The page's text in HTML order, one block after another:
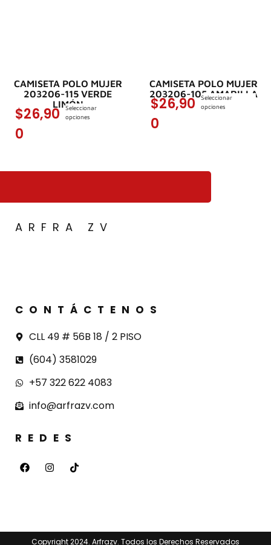
CAMISETA POLO MUJER
203206-115 VERDE
LIMÓN
$26,90
0
Seleccionar
opciones
CAMISETA POLO MUJER
203206-105 AMARILLA
$26,90
0
Seleccionar
opciones
ARFRA ZV
CONTÁCTENOS
CLL 49 # 56B 18 / 2 PISO
(604) 3581029
+57 322 622 4083
info@arfrazv.com
REDES
Copyright 2024. Arfrazv. Todos los Derechos Reservados